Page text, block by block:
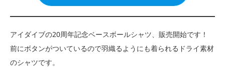
アイダイブの20周年記念ベースボールシャツ、販売開始です！
前にボタンがついているので羽織るようにも着られるドライ素材
のシャツです。